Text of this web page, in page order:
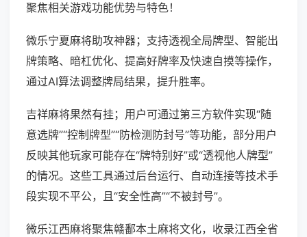
聚焦相关游戏功能优势与特色！
微乐宁夏麻将助攻神器；支持透视全局牌型、智能出
牌策略、暗杠优化、提高好牌率及快速自摸等操作，
通过AI算法调整牌局结果，提升胜率。
吉祥麻将果然有挂；用户可通过第三方软件实现“随
意选牌”“控制牌型”“防检测防封号”等功能，部分用户
反映其他玩家可能存在“牌特别好”或“透视他人牌型”
的情况。这些工具通过后台运行、自动连接等技术手
段实现不平公，且“安全性高”“不被封号”。
微乐江西麻将聚焦赣鄱本土麻将文化，收录江西全省